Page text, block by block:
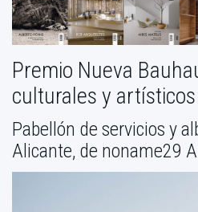
Premio Nueva
culturales y artísticos
Pabellón de servicios y
Alicante, de noname29